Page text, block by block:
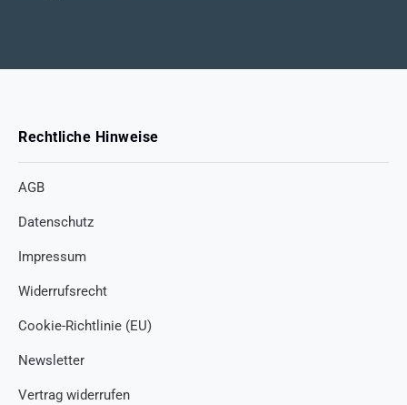
Rechtliche Hinweise
AGB
Datenschutz
Impressum
Widerrufsrecht
Cookie-Richtlinie (EU)
Newsletter
Vertrag widerrufen